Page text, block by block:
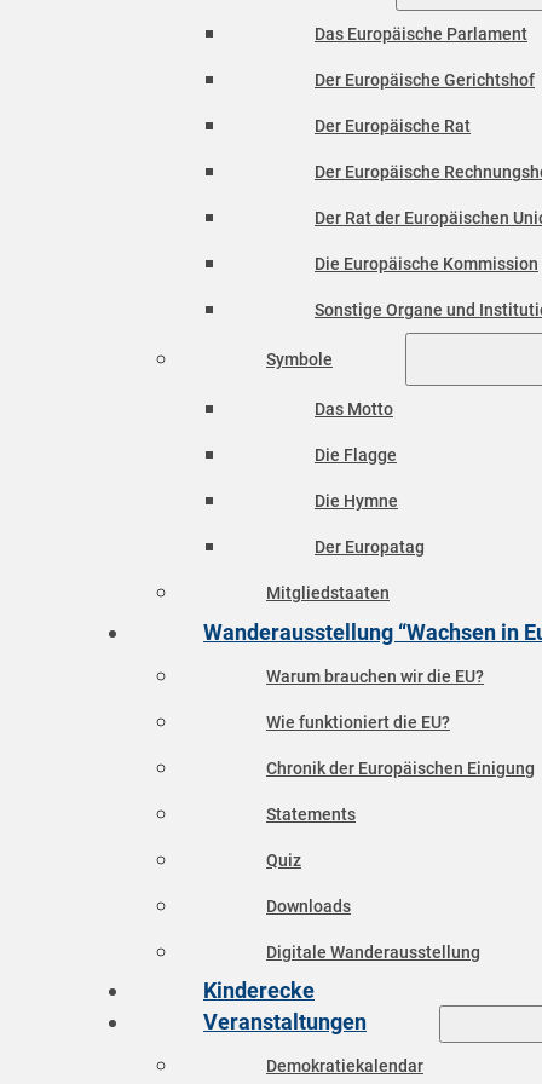
Das Europäische Parlament
Der Europäische Gerichtshof
Der Europäische Rat
Der Europäische
Der Rat der Europäischen
Die Europäische Kommission
Sonstige Organe und
Symbole
Das Motto
Die Flagge
Die Hymne
Der Europatag
Mitgliedstaaten
Wanderausstellung “Wachsen in
Warum brauchen wir die EU?
Wie funktioniert die EU?
Chronik der Europäischen Einigung
Statements
Quiz
Downloads
Digitale Wanderausstellung
Kinderecke
Veranstaltungen
Demokratiekalendar